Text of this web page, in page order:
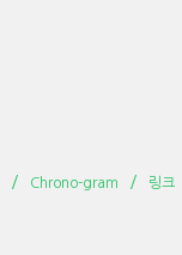
Chrono-gram 링크